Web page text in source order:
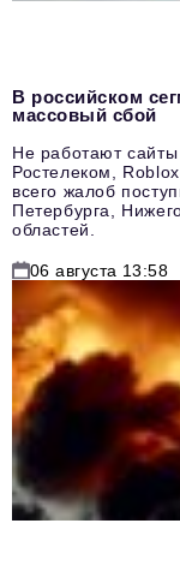
В российском
массовый сбой
Не работают
Ростелеком,
всего жалоб
Петербурга,
областей.
06 августа 13:58